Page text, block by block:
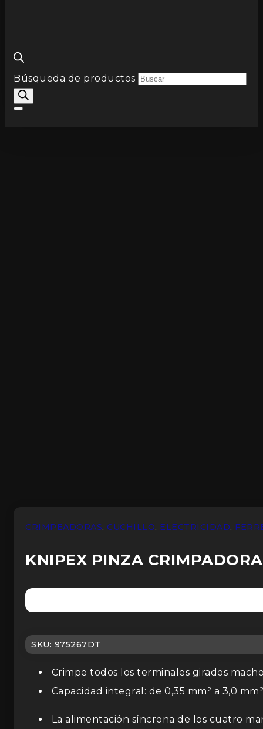
Búsqueda de productos
CRIMPEADORAS, CUCHILLO, ELECTRICIDAD,
KNIPEX PINZA
SKU: 975267DT
Crimpe todos los terminales girados
Capacidad integral: de 0,35 mm² a 3,0
La alimentación síncrona de los cuatro